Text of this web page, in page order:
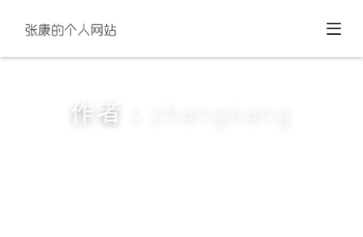
作者：zhangkang